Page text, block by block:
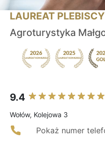
LAUREAT
Agroturystyka
9.4
Wołów, Kolejowa 3
Pokaż numer